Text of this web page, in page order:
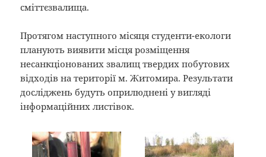
сміттєзвалища.
Протягом наступного місяця студенти-екологи
планують виявити місця розміщення
несанкціонованих звалищ твердих побутових
відходів на території м. Житомира. Результати
досліджень будуть оприлюднені у вигляді
інформаційних листівок.